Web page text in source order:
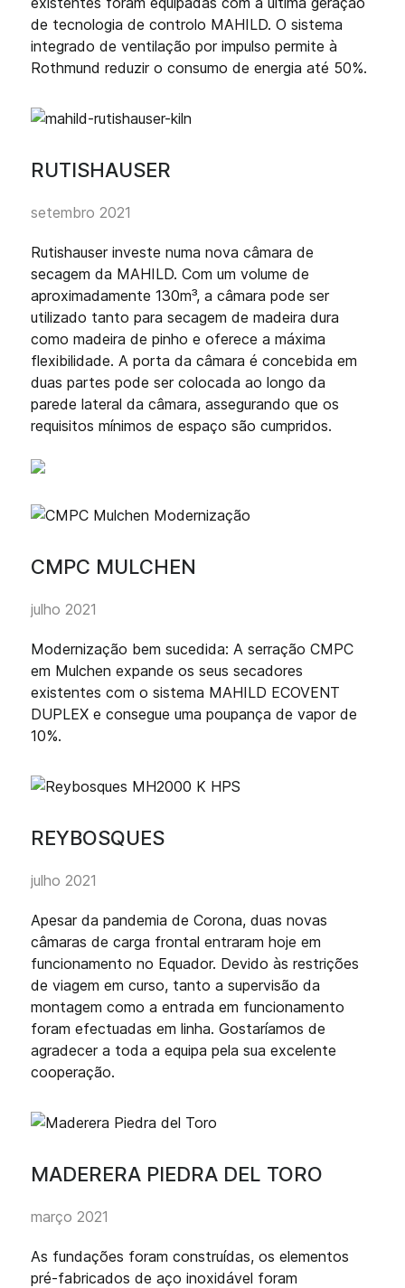
de tecnologia de controlo MAHILD. O sistema
integrado de ventilação por impulso permite à
Rothmund reduzir o consumo de energia até 50%.
RUTISHAUSER
setembro 2021
Rutishauser investe numa nova câmara de
secagem da MAHILD. Com um volume de
aproximadamente 130m³, a câmara pode ser
utilizado tanto para secagem de madeira dura
como madeira de pinho e oferece a máxima
flexibilidade. A porta da câmara é concebida em
duas partes pode ser colocada ao longo da
parede lateral da câmara, assegurando que os
requisitos mínimos de espaço são cumpridos.
CMPC MULCHEN
julho 2021
Modernização bem sucedida: A serração CMPC
em Mulchen expande os seus secadores
existentes com o sistema MAHILD ECOVENT
DUPLEX e consegue uma poupança de vapor de
10%.
REYBOSQUES
julho 2021
Apesar da pandemia de Corona, duas novas
câmaras de carga frontal entraram hoje em
funcionamento no Equador. Devido às restrições
de viagem em curso, tanto a supervisão da
montagem como a entrada em funcionamento
foram efectuadas em linha. Gostaríamos de
agradecer a toda a equipa pela sua excelente
cooperação.
MADERERA PIEDRA DEL TORO
março 2021
As fundações foram construídas, os elementos
pré-fabricados de aço inoxidável foram